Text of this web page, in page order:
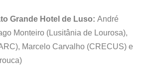
Grande Hotel de Luso: André
Monteiro (Lusitânia de Lourosa),
Marcelo Carvalho (CRECUS) e